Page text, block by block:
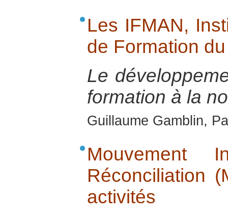
Les IFMAN,
de Formation
Le
formation à la
Guillaume Gamblin,
Mouvement
Réconciliation
activités